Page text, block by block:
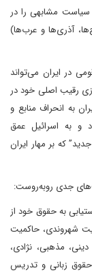
سیاست مشابهی را در
آذری‌ها و عرب‌ها)
در ایران می‌تواند
رقیب اصلی خود در
به انحراف منابع و
و به اسرائیل عمق
که بر مهار ایران
جدی روبه‌روست:
به حقوق خود از
شهروندی، حاکمیت
مذهبی، نژادی،
زبانی و تدریس